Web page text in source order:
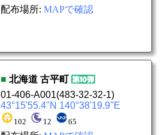
配布場所: MAPで確認
■ 北海道 古平町
01-406-A001(483-32-32-1)
43°15'55.4"N 140°38'19.9"E
102 12 65